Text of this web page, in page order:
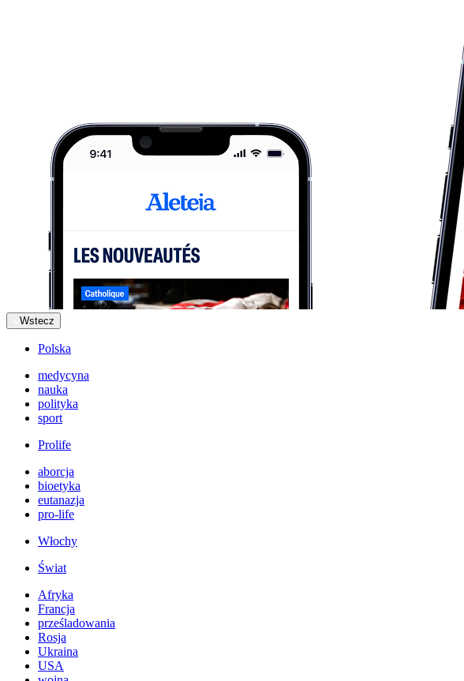
Wstecz
Polska
medycyna
nauka
polityka
sport
Prolife
aborcja
bioetyka
eutanazja
pro-life
Włochy
Świat
Afryka
Francja
prześladowania
Rosja
Ukraina
USA